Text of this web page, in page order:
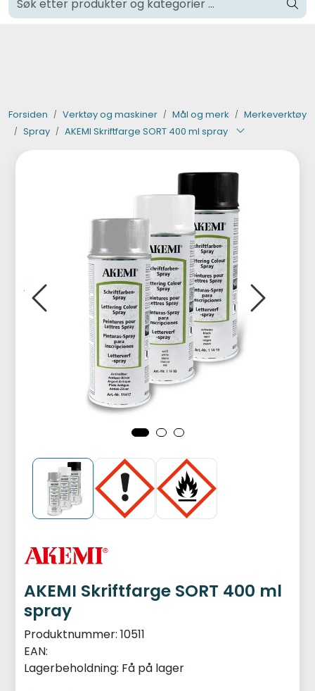
Skip to main content Klikk og hent i Oslo
Forsiden Verktøy og maskiner Mål og merk
Merkeverktøy
Spray
AKEMI Skriftfarge SORT 400 ml spray
AKEMI Skriftfarge SORT 400 ml
spray
Produktnummer: 10511
EAN:
Lagerbeholdning: Få på lager
Byggevarer